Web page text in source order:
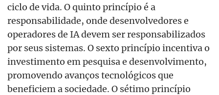
ciclo de vida. O quinto princípio é a
responsabilidade, onde desenvolvedores e
operadores de IA devem ser responsabilizados
por seus sistemas. O sexto princípio incentiva o
investimento em pesquisa e desenvolvimento,
promovendo avanços tecnológicos que
beneficiem a sociedade. O sétimo princípio